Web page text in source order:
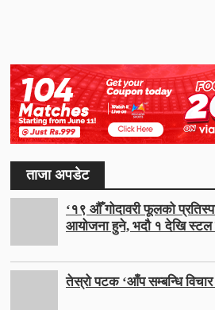
ताजा अपडेट
‘१९ औँ गोदावरी फूलको
आयोजना हुने, भदौ १ देखि
तेस्रो पटक ‘आँप सम्बन्धि विचार